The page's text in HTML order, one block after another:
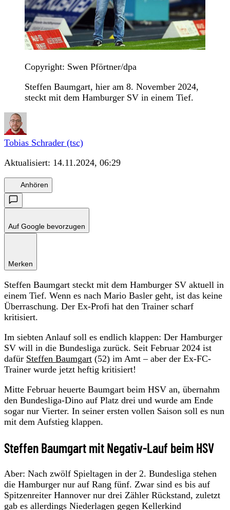
Copyright: Swen Pförtner/dpa
Steffen Baumgart, hier am 8. November 2024,
steckt mit dem Hamburger SV in einem Tief.
Tobias Schrader (tsc)
Aktualisiert: 14.11.2024, 06:29
Anhören
Auf Google bevorzugen
Merken
Steffen Baumgart steckt mit dem Hamburger SV aktuell in
einem Tief. Wenn es nach Mario Basler geht, ist das keine
Überraschung. Der Ex-Profi hat den Trainer scharf
kritisiert.
Im siebten Anlauf soll es endlich klappen: Der Hamburger
SV will in die Bundesliga zurück. Seit Februar 2024 ist
dafür Steffen Baumgart (52) im Amt – aber der Ex-FC-
Trainer wurde jetzt heftig kritisiert!
Mitte Februar heuerte Baumgart beim HSV an, übernahm
den Bundesliga-Dino auf Platz drei und wurde am Ende
sogar nur Vierter. In seiner ersten vollen Saison soll es nun
mit dem Aufstieg klappen.
Steffen Baumgart mit Negativ-Lauf beim HSV
Aber: Nach zwölf Spieltagen in der 2. Bundesliga stehen
die Hamburger nur auf Rang fünf. Zwar sind es bis auf
Spitzenreiter Hannover nur drei Zähler Rückstand, zuletzt
gab es allerdings Niederlagen gegen Kellerkind